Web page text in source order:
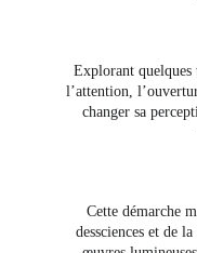
Explorant quelques
l’attention,
changer sa
dessciences et de